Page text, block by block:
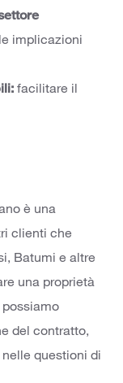
implicazioni
facilitare il
è una
clienti che
Batumi e altre
una proprietà
possiamo
del contratto,
questioni di